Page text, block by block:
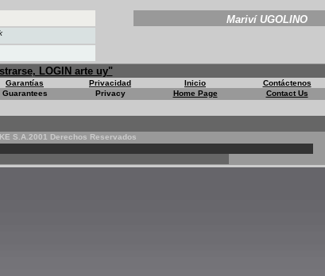
Mariví UGOLINO
LOGIN arte uy"
Garantías Privacidad Inicio
Contáctenos
Guarantees Privacy Home Page Contact Us
S.A.2001 Derechos Reservados